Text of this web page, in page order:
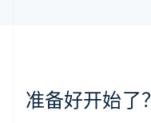
准备好开始了？
挪威